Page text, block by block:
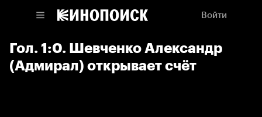
Войти
Гол. 1:0. Шевченко Александр
(Адмирал) открывает счёт